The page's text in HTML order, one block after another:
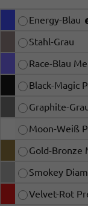
Energy-Blau
Stahl-Grau
Race-Blau
Black-Magic
Graphite-
Moon-Weiß
Gold-Bronze
Smokey
Velvet-Rot